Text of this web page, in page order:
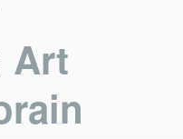
Art